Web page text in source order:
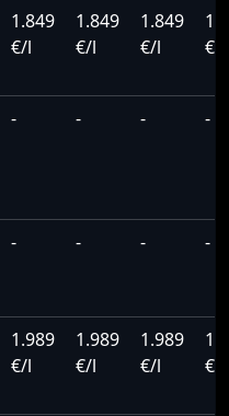
1.849
€/l
1.849
€/l
1.849
€/l
€/l
- - - -
- - - -
1.989
€/l
1.989
€/l
1.989
€/l
€/l